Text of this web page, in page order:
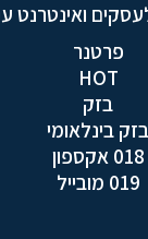
ואינטרנט
פרטנר
HOT
בזק
בזק בינלאומי
018 אקספון
019 מובייל